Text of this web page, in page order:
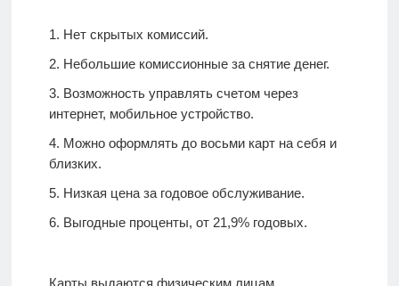
Нет скрытых комиссий.
Небольшие комиссионные за снятие денег.
Возможность управлять счетом через
интернет, мобильное устройство.
Можно оформлять до восьми карт на себя и
близких.
Низкая цена за годовое обслуживание.
Выгодные проценты, от 21,9% годовых.
Карты выдаются физическим лицам,